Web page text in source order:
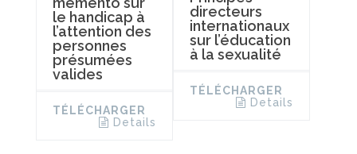
le handicap à
l’attention des
personnes
présumées
valides
TÉLÉCHARGER
Details
directeurs
internationaux
sur l’éducation
à la sexualité
TÉLÉCHARGER
Details